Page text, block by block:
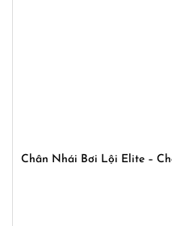
Chân Nhái Bơi Lội Elite –